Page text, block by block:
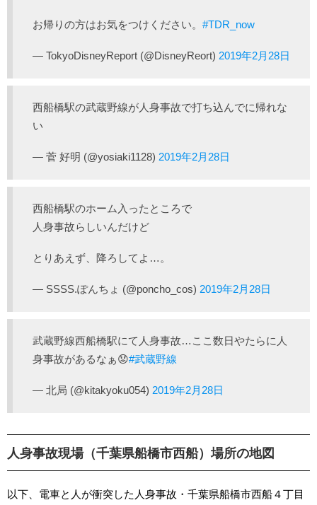
お帰りの方はお気をつけください。 #TDR_now
— TokyoDisneyReport (@DisneyReort) 2019年2月28日
西船橋駅の武蔵野線が人身事故で打ち込んでに帰れな
い
— 菅 好明 (@yosiaki1128) 2019年2月28日
西船橋駅のホーム入ったところで
人身事故らしいんだけど
とりあえず、降ろしてよ…。
— SSSS.ぽんちょ (@poncho_cos) 2019年2月28日
武蔵野線西船橋駅にて人身事故…ここ数日やたらに人
身事故があるなぁ😟#武蔵野線
— 北局 (@kitakyoku054) 2019年2月28日
人身事故現場（千葉県船橋市西船）場所の地図
以下、電車と人が衝突した人身事故・千葉県船橋市西船４丁目